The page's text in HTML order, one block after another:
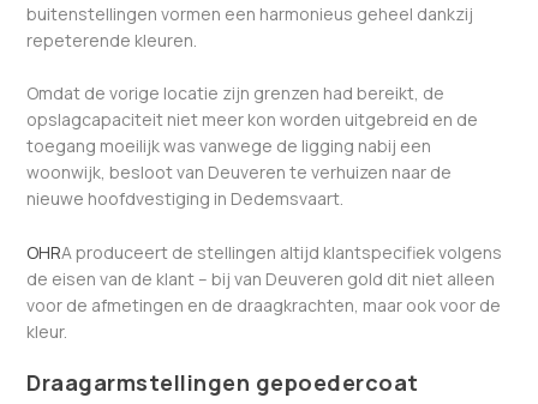
buitenstellingen vormen een harmonieus geheel dankzij
repeterende kleuren.
Omdat de vorige locatie zijn grenzen had bereikt, de
opslagcapaciteit niet meer kon worden uitgebreid en de
toegang moeilijk was vanwege de ligging nabij een
woonwijk, besloot van Deuveren te verhuizen naar de
nieuwe hoofdvestiging in Dedemsvaart.
OHRA produceert de stellingen altijd klantspecifiek volgens
de eisen van de klant – bij van Deuveren gold dit niet alleen
voor de afmetingen en de draagkrachten, maar ook voor de
kleur.
Draagarmstellingen gepoedercoat